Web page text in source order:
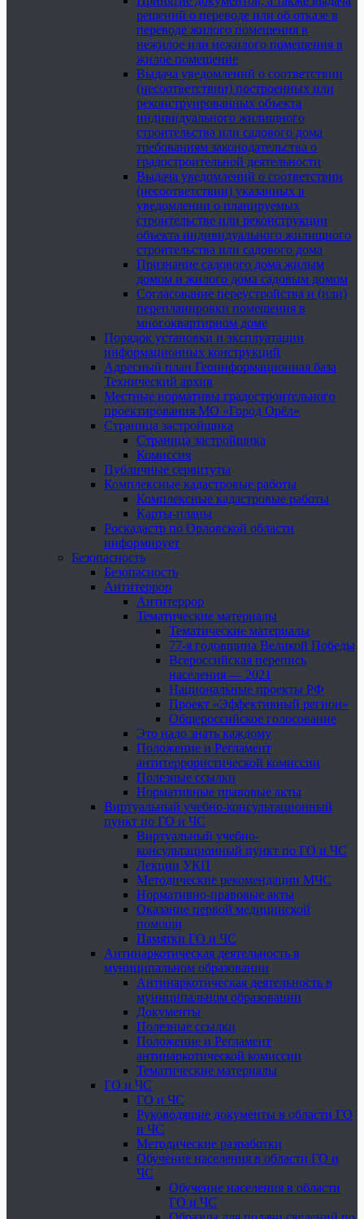
решений о переводе или об отказе в
переводе жилого помещения в
нежилое или нежилого помещения в
жилое помещение
Выдача уведомлений о соответствии
(несоответствии) построенных или
реконструированных объекта
индивидуального жилищного
строительства или садового дома
требованиям законодательства о
градостроительной деятельности
Выдача уведомлений о соответствии
(несоответствии) указанных в
уведомлении о планируемых
строительстве или реконструкции
объекта индивидуального жилищного
строительства или садового дома
Признание садового дома жилым
домом и жилого дома садовым домом
Согласование переустройства и (или)
перепланировки помещения в
многоквартирном доме
Порядок установки и эксплуатации
информационных конструкций
Адресный план Геоинформационная база
Технический архив
Местные нормативы градостроительного
проектирования МО «Город Орёл»
Страница застройщика
Страница застройщика
Комиссия
Публичные сервитуты
Комплексные кадастровые работы
Комплексные кадастровые работы
Карты-планы
Роскадастр по Орловской области
информирует
Безопасность
Безопасность
Антитеррор
Антитеррор
Тематические материалы
Тематические материалы
77-я годовщина Великой Победы
Всероссийская перепись
населения — 2021
Национальные проекты РФ
Проект «Эффективный регион»
Общероссийское голосование
Это надо знать каждому
Положение и Регламент
антитеррористической комиссии
Полезные ссылки
Нормативные правовые акты
Виртуальный учебно-консультационный
пункт по ГО и ЧС
Виртуальный учебно-
консультационный пункт по ГО и ЧС
Лекции УКП
Методические рекомендации МЧС
Нормативно-правовые акты
Оказание первой медицинской
помощи
Памятки ГО и ЧС
Антинаркотическая деятельность в
муниципальном образовании
Антинаркотическая деятельность в
муниципальном образовании
Документы
Полезные ссылки
Положение и Регламент
антинаркотической комиссии
Тематические материалы
ГО и ЧС
ГО и ЧС
Руководящие документы в области ГО
и ЧС
Методические разработки
Обучение населения в области ГО и
ЧС
Обучение населения в области
ГО и ЧС